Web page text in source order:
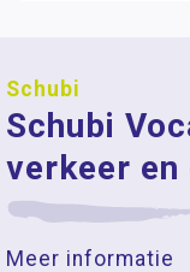
Schubi
Schubi
verkeer en
Meer informatie